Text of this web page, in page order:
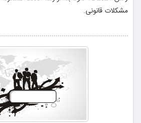
مشکلات قانونی.